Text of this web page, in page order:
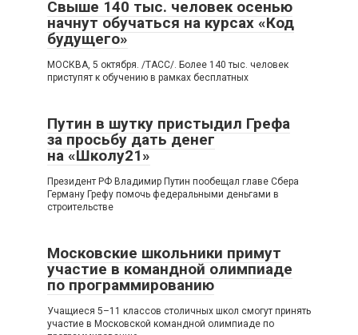
Свыше 140 тыс. человек осенью
начнут обучаться на курсах «Код
будущего»
МОСКВА, 5 октября. /ТАСС/. Более 140 тыс. человек
приступят к обучению в рамках бесплатных
Путин в шутку пристыдил Грефа
за просьбу дать денег
на «Школу21»
Президент РФ Владимир Путин пообещал главе Сбера
Герману Грефу помочь федеральными деньгами в
строительстве
Московские школьники примут
участие в командной олимпиаде
по программированию
Учащиеся 5–11 классов столичных школ смогут принять
участие в Московской командной олимпиаде по